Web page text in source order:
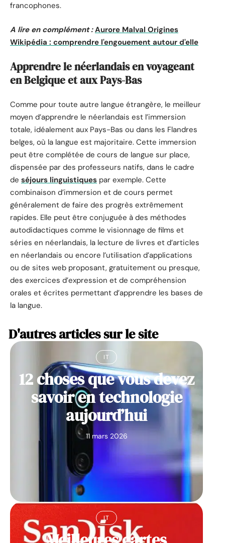
francophones.
A lire en complément : Aurore Malval Origines
Wikipédia : comprendre l'engouement autour d'elle
Apprendre le néerlandais en voyageant
en Belgique et aux Pays-Bas
Comme pour toute autre langue étrangère, le meilleur
moyen d’apprendre le néerlandais est l’immersion
totale, idéalement aux Pays-Bas ou dans les Flandres
belges, où la langue est majoritaire. Cette immersion
peut être complétée de cours de langue sur place,
dispensée par des professeurs natifs, dans le cadre
de séjours linguistiques par exemple. Cette
combinaison d’immersion et de cours permet
généralement de faire des progrès extrêmement
rapides. Elle peut être conjuguée à des méthodes
autodidactiques comme le visionnage de films et
séries en néerlandais, la lecture de livres et d’articles
en néerlandais ou encore l’utilisation d’applications
ou de sites web proposant, gratuitement ou presque,
des exercices d’expression et de compréhension
orales et écrites permettant d’apprendre les bases de
la langue.
D'autres articles sur le site
IT
12 choses que vous devez
savoir en technologie
aujourd’hui
11 mars 2026
IT